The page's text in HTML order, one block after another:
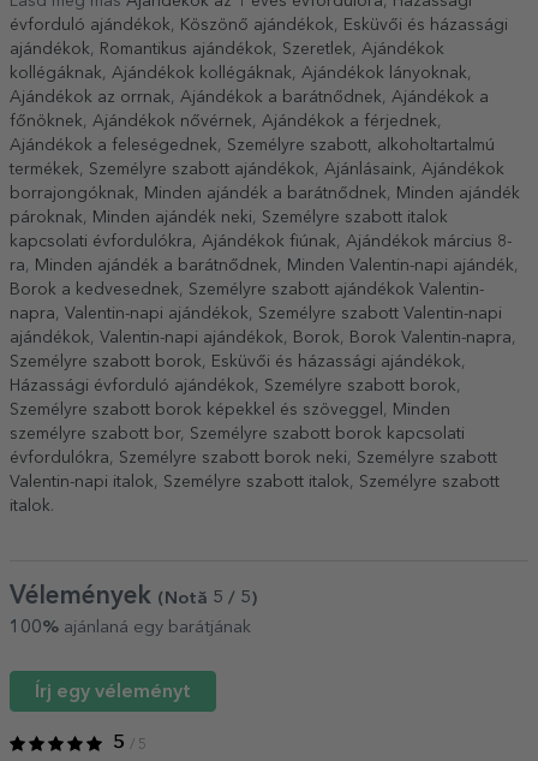
évforduló ajándékok, Köszönő ajándékok, Esküvői és házassági
ajándékok, Romantikus ajándékok, Szeretlek, Ajándékok
kollégáknak, Ajándékok kollégáknak, Ajándékok lányoknak,
Ajándékok az orrnak, Ajándékok a barátnődnek, Ajándékok a
főnöknek, Ajándékok nővérnek, Ajándékok a férjednek,
Ajándékok a feleségednek, Személyre szabott, alkoholtartalmú
termékek, Személyre szabott ajándékok, Ajánlásaink, Ajándékok
borrajongóknak, Minden ajándék a barátnődnek, Minden ajándék
pároknak, Minden ajándék neki, Személyre szabott italok
kapcsolati évfordulókra, Ajándékok fiúnak, Ajándékok március 8-
ra, Minden ajándék a barátnődnek, Minden Valentin-napi ajándék,
Borok a kedvesednek, Személyre szabott ajándékok Valentin-
napra, Valentin-napi ajándékok, Személyre szabott Valentin-napi
ajándékok, Valentin-napi ajándékok, Borok, Borok Valentin-napra,
Személyre szabott borok, Esküvői és házassági ajándékok,
Házassági évforduló ajándékok, Személyre szabott borok,
Személyre szabott borok képekkel és szöveggel , Minden
személyre szabott bor, Személyre szabott borok kapcsolati
évfordulókra, Személyre szabott borok neki, Személyre szabott
Valentin-napi italok, Személyre szabott italok, Személyre szabott
italok.
Vélemények (Notă 5 / 5 )
100% ajánlaná egy barátjának
Írj egy véleményt
5 / 5